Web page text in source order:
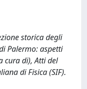
storica degli
Palermo: aspetti
cura di), Atti del
di Fisica (SIF).